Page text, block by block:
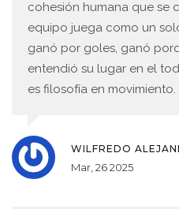
cohesión humana que se
equipo juega como un
ganó por goles, ganó
entendió su lugar en el
es filosofía en movimiento.
WILFREDO
Mar, 26 2025